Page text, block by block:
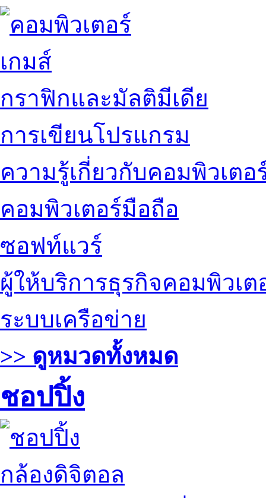
เกมส์
กราฟิกและมัลติมีเดีย
การเขียนโปรแกรม
ความรู้เกี่ยวกับคอมพิวเตอ
คอมพิวเตอร์มือถือ
ซอฟท์แวร์
ผู้ให้บริการธุรกิจคอมพิวเต
ระบบเครือข่าย
>> ดูหมวดทั้งหมด
ชอปปิ้ง
กล้องดิจิตอล